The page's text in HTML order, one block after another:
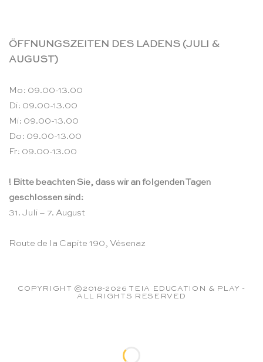
ÖFFNUNGSZEITEN DES LADENS (JULI &
AUGUST)
Mo: 09.00-13.00
Di: 09.00-13.00
Mi: 09.00-13.00
Do: 09.00-13.00
Fr: 09.00-13.00
! Bitte beachten Sie, dass wir an folgenden Tagen
geschlossen sind:
31. Juli – 7. August
Route de la Capite 190, Vésenaz
COPYRIGHT ©2018-2026 TEIA EDUCATION & PLAY -
ALL RIGHTS RESERVED